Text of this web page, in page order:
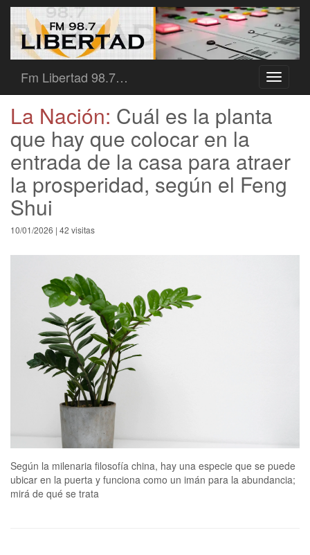
Toggle
Fm Libertad 98.7…
La Nación: Cuál es la planta
que hay que colocar en la
entrada de la casa para atraer
la prosperidad, según el Feng
Shui
10/01/2026 | 42 visitas
Según la milenaria filosofía china, hay una especie que se puede
ubicar en la puerta y funciona como un imán para la abundancia;
mirá de qué se trata